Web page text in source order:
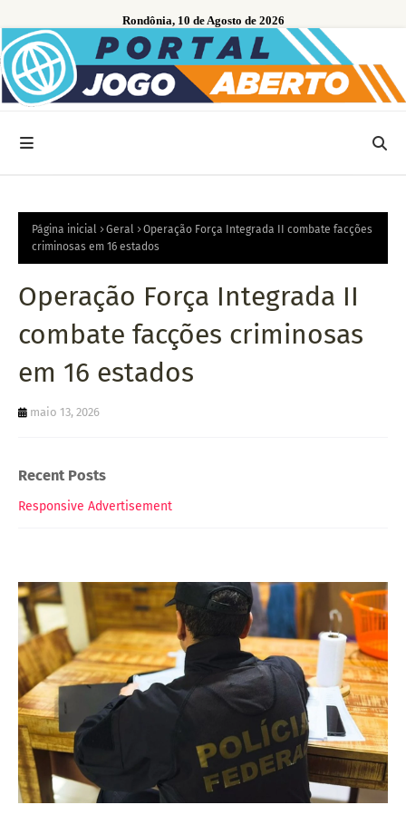
Rondônia, 10 de Agosto de 2026
Página inicial Geral
Operação Força Integrada II combate facções
criminosas em 16 estados
Operação Força Integrada II
combate facções criminosas
em 16 estados
maio 13, 2026
Recent Posts
Responsive Advertisement